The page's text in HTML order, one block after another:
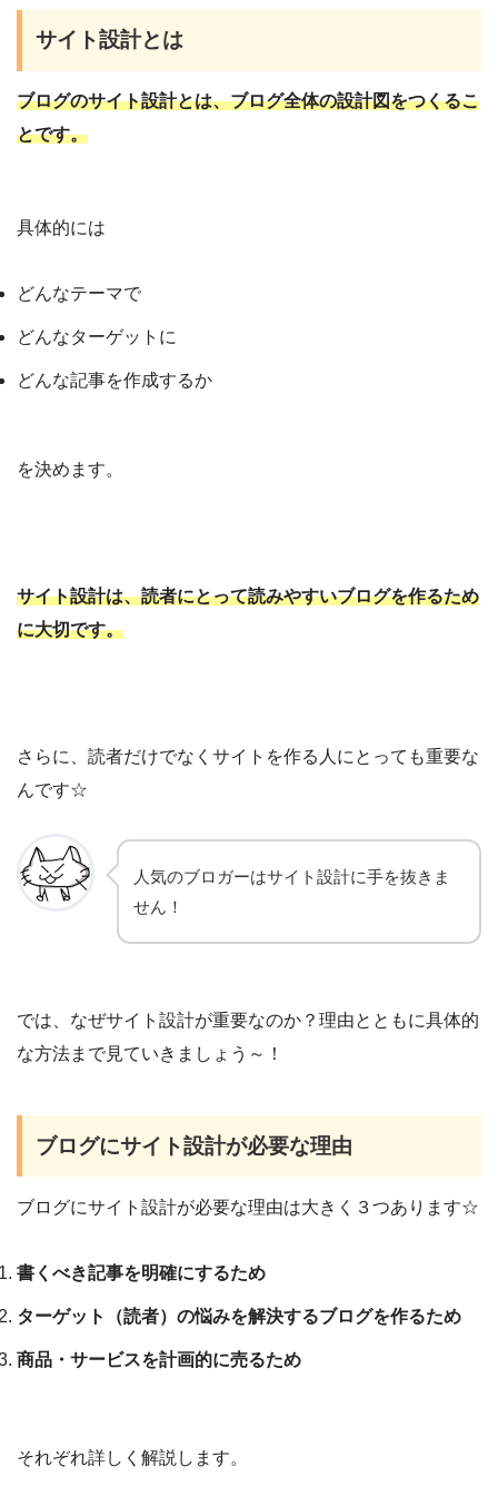
サイト設計とは
ブログのサイト設計とは、ブログ全体の設計図をつくるこ
とです。
具体的には
どんなテーマで
どんなターゲットに
どんな記事を作成するか
を決めます。
サイト設計は、読者にとって読みやすいブログを作るため
に大切です。
さらに、読者だけでなくサイトを作る人にとっても重要な
んです☆
人気のブロガーはサイト設計に手を抜きま
せん！
では、なぜサイト設計が重要なのか？理由とともに具体的
な方法まで見ていきましょう～！
ブログにサイト設計が必要な理由
ブログにサイト設計が必要な理由は大きく３つあります☆
書くべき記事を明確にするため
ターゲット（読者）の悩みを解決するブログを作るため
商品・サービスを計画的に売るため
それぞれ詳しく解説します。